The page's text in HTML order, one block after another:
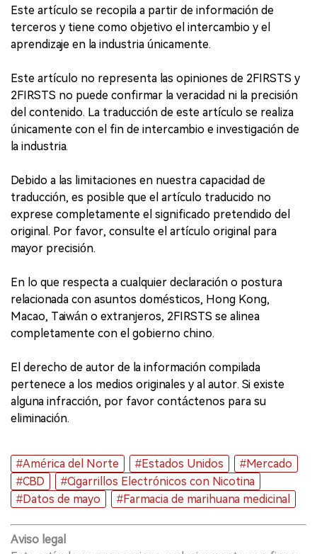
Este artículo se recopila a partir de información de
terceros y tiene como objetivo el intercambio y el
aprendizaje en la industria únicamente.
Este artículo no representa las opiniones de 2FIRSTS y
2FIRSTS no puede confirmar la veracidad ni la precisión
del contenido. La traducción de este artículo se realiza
únicamente con el fin de intercambio e investigación de
la industria.
Debido a las limitaciones en nuestra capacidad de
traducción, es posible que el artículo traducido no
exprese completamente el significado pretendido del
original. Por favor, consulte el artículo original para
mayor precisión.
En lo que respecta a cualquier declaración o postura
relacionada con asuntos domésticos, Hong Kong,
Macao, Taiwán o extranjeros, 2FIRSTS se alinea
completamente con el gobierno chino.
El derecho de autor de la información compilada
pertenece a los medios originales y al autor. Si existe
alguna infracción, por favor contáctenos para su
eliminación.
#América del Norte #Estados Unidos
#Mercado
#CBD
#Cigarrillos Electrónicos con Nicotina
#Datos de mayo
#Farmacia de marihuana medicinal
Aviso legal